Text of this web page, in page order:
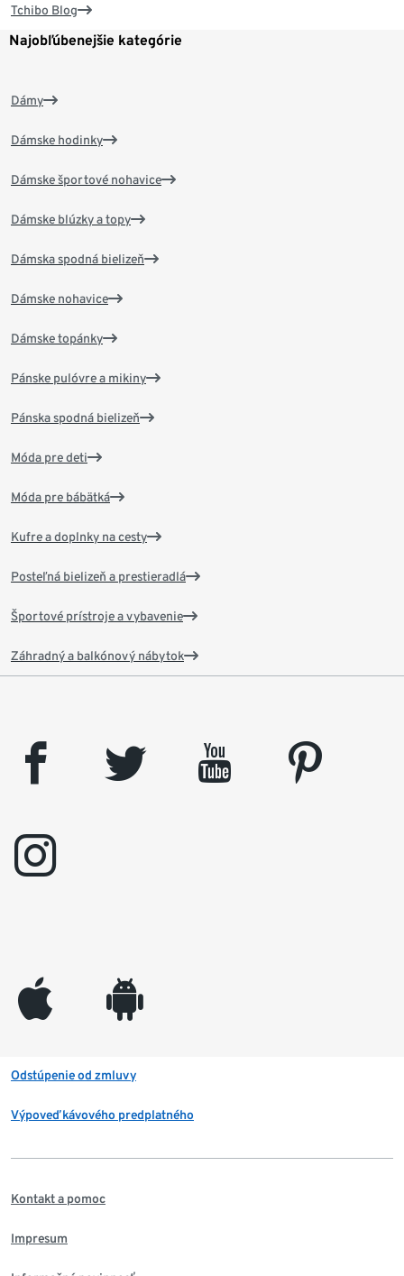
Tchibo Blog
Najobľúbenejšie kategórie
Dámy
Dámske hodinky
Dámske športové nohavice
Dámske blúzky a topy
Dámska spodná bielizeň
Dámske nohavice
Dámske topánky
Pánske pulóvre a mikiny
Pánska spodná bielizeň
Móda pre deti
Móda pre bábätká
Kufre a doplnky na cesty
Posteľná bielizeň a prestieradlá
Športové prístroje a vybavenie
Záhradný a balkónový nábytok
facebook twitter youtube
pinterest
instagram
appleinc android
Odstúpenie od zmluvy
Výpoveď kávového predplatného
Kontakt a pomoc
Impresum